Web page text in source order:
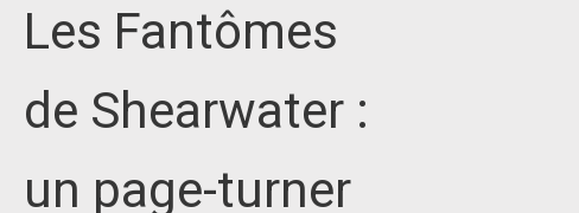
Les Fantômes
de Shearwater :
un page-turner